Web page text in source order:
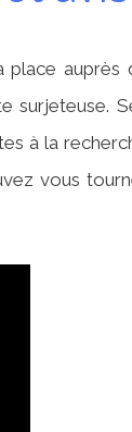
place auprès
surjeteuse.
à la
vous